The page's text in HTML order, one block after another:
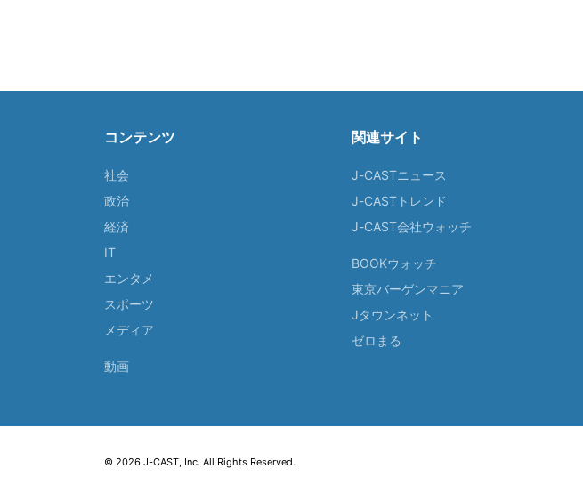
コンテンツ
社会
政治
経済
IT
エンタメ
スポーツ
メディア
動画
関連サイト
J-CASTニュース
J-CASTトレンド
J-CAST会社ウォッチ
BOOKウォッチ
東京バーゲンマニア
Jタウンネット
ゼロまる
© 2026 J-CAST, Inc. All Rights Reserved.